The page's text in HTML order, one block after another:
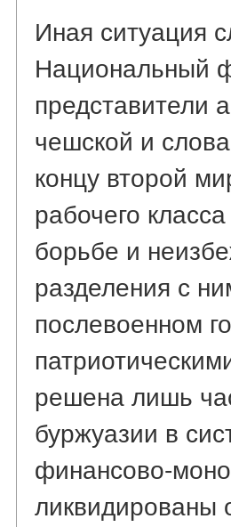
Иная ситуация
Национальный
представители
чешской и
концу второй
рабочего
борьбе и
разделения с
послевоенном
решена лишь
буржуазии в
финансово-
ликвидированы